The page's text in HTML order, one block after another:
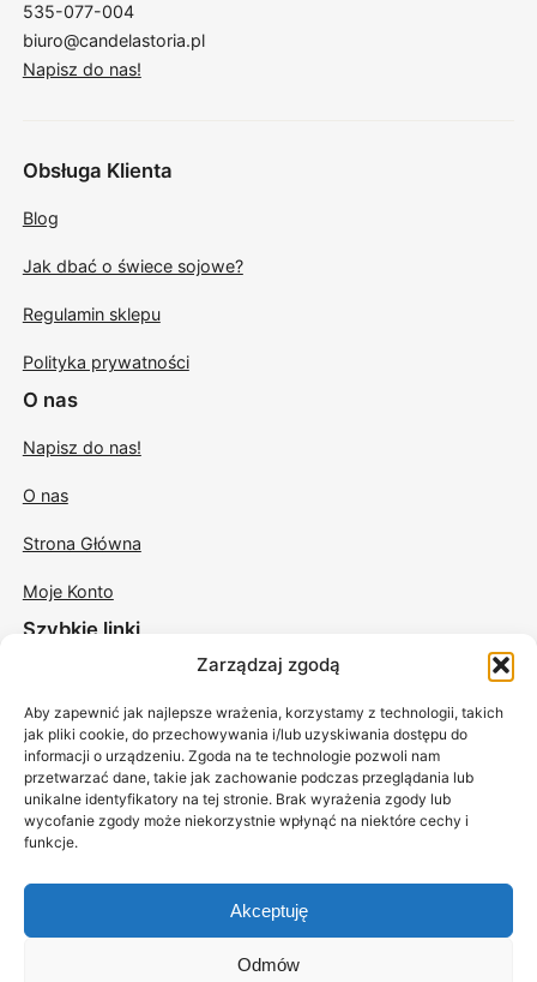
Zarządzaj zgodą
Aby zapewnić jak najlepsze wrażenia, korzystamy z technologii, takich
jak pliki cookie, do przechowywania i/lub uzyskiwania dostępu do
informacji o urządzeniu. Zgoda na te technologie pozwoli nam
przetwarzać dane, takie jak zachowanie podczas przeglądania lub
unikalne identyfikatory na tej stronie. Brak wyrażenia zgody lub
wycofanie zgody może niekorzystnie wpłynąć na niektóre cechy i
funkcje.
Akceptuję
Odmów
535-077-004
biuro@candelastoria.pl
Napisz do nas!
Obsługa Klienta
Blog
Jak dbać o świece sojowe?
Regulamin sklepu
Polityka prywatności
O nas
Napisz do nas!
O nas
Strona Główna
Moje Konto
Szybkie linki
Świece odlewane
Świece sojowe do masażu
Akcesoria